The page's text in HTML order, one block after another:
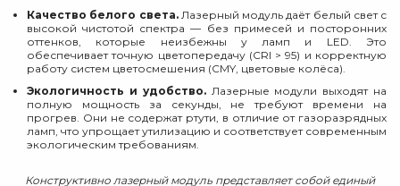
Качество белого света.Лазерный модуль даёт белый свет с
высокой чистотой спектра — без примесей и посторонних
оттенков, которые неизбежны у ламп и LED. Это
обеспечивает точную цветопередачу (CRI > 95) и корректную
работу систем цветосмешения (CMY, цветовые колёса).
Экологичность и удобство.Лазерные модули выходят на
полную мощность за секунды, не требуют времени на
прогрев. Они не содержат ртути, в отличие от газоразрядных
ламп, что упрощает утилизацию и соответствует современным
экологическим требованиям.
Конструктивно лазерный модуль представляет собой единый